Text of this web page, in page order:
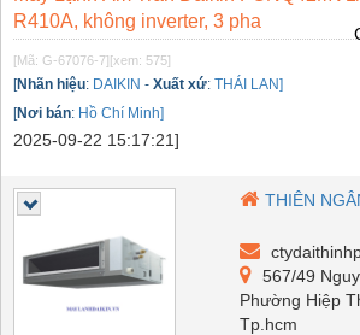
R410A, không inverter, 3 pha
[Mã: G-67076-7][xem: 575]
[Nhãn hiệu: DAIKIN - Xuất xứ: THÁI LAN]
[Nơi bán: Hồ Chí Minh]
2025-09-22 15:17:21]
THIÊN
567/49
Phường Hiệp
Tp.hcm